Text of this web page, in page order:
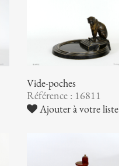
Vide-poches
Référence : 16811
Ajouter à votre liste